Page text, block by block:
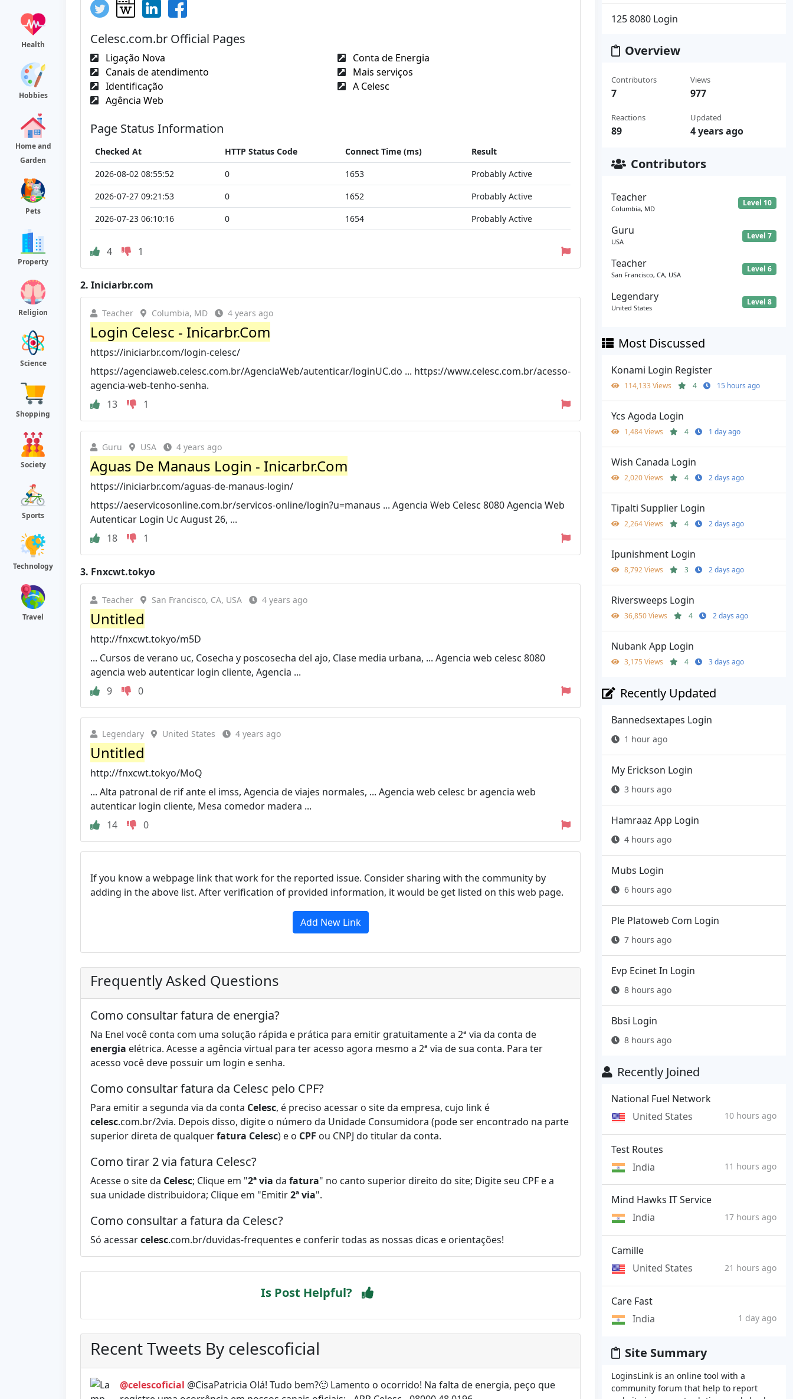
Health
Hobbies
Home and
Garden
Pets
Property
Religion
Science
Shopping
Society
Sports
Technology
Travel
Celesc.com.br Official Pages
Ligação Nova
Conta de Energia
Canais de atendimento
Mais serviços
Identificação
A Celesc
Agência Web
Page Status Information
Checked At HTTP Status Code Connect Time (ms)
Result
2026-08-02 08:55:52
0 1653
Probably Active
2026-07-27 09:21:53
0 1652
Probably Active
2026-07-23 06:10:16
0 1654 Probably Active
4 1
2. Iniciarbr.com
Teacher Columbia, MD 4 years ago
Login Celesc - Inicarbr.Com
https://iniciarbr.com/login-celesc/
https://agenciaweb.celesc.com.br/AgenciaWeb/autenticar/loginUC.do ... https://www.celesc.com.br/acesso-
agencia-web-tenho-senha.
13
1
Guru USA 4 years ago
Aguas De Manaus Login - Inicarbr.Com
https://iniciarbr.com/aguas-de-manaus-login/
https://aeservicosonline.com.br/servicos-online/login?u=manaus ... Agencia Web Celesc 8080 Agencia Web
Autenticar Login Uc August 26, ...
18
1
3. Fnxcwt.tokyo
Teacher San Francisco, CA, USA 4 years ago
Untitled
http://fnxcwt.tokyo/m5D
... Cursos de verano uc, Cosecha y poscosecha del ajo, Clase media urbana, ... Agencia web celesc 8080
agencia web autenticar login cliente, Agencia ...
9
0
Legendary United States 4 years ago
Untitled
http://fnxcwt.tokyo/MoQ
... Alta patronal de rif ante el imss, Agencia de viajes normales, ... Agencia web celesc br agencia web
autenticar login cliente, Mesa comedor madera ...
14
0
If you know a webpage link that work for the reported issue. Consider sharing with the community by
adding in the above list. After verification of provided information, it would be get listed on this web page.
Add New Link
Frequently Asked Questions
Como consultar fatura de energia?
​​​​​​​​​​Na ​Enel você conta com uma solução rápida e prática para emitir gratuitamente a 2ª via da conta de
energia elétrica. Acesse a agência virtual para ter acesso agora mesmo a 2ª via de sua conta. Para ter
acesso você deve possuir um login e senha.
Como consultar fatura da Celesc pelo CPF?
Para emitir a segunda via da conta Celesc, é preciso acessar o site da empresa, cujo link é
celesc.com.br/2via. Depois disso, digite o número da Unidade Consumidora (pode ser encontrado na parte
superior direta de qualquerfatura Celesc) e o CPF ou CNPJ do titular da conta.
Como tirar 2 via fatura Celesc?
Acesse o site da Celesc; Clique em "2ª via da fatura" no canto superior direito do site; Digite seu CPF e a
sua unidade distribuidora; Clique em "Emitir2ª via".
Como consultar a fatura da Celesc?
Só acessarcelesc.com.br/duvidas-frequentes e conferir todas as nossas dicas e orientações!
Is Post Helpful?
Recent Tweets By celescoficial
@celescoficial @CisaPatricia Olá! Tudo bem?🙂 Lamento o ocorrido! Na falta de energia, peço que
125 8080 Login
Overview
Contributors
7
Reactions
89
Views
977
Updated
4 years ago
Contributors
Teacher
Columbia, MD
Level 10
Guru
USA
Level 7
Teacher
San Francisco, CA, USA
Level 6
Legendary
United States
Level 8
Most Discussed
Konami Login Register
114,133 Views 4 15 hours ago
Ycs Agoda Login
1,484 Views 4 1 day ago
Wish Canada Login
2,020 Views 4 2 days ago
Tipalti Supplier Login
2,264 Views 4 2 days ago
Ipunishment Login
8,792 Views 3 2 days ago
Riversweeps Login
36,850 Views 4 2 days ago
Nubank App Login
3,175 Views 4 3 days ago
Recently Updated
Bannedsextapes Login
1 hour ago
My Erickson Login
3 hours ago
Hamraaz App Login
4 hours ago
Mubs Login
6 hours ago
Ple Platoweb Com Login
7 hours ago
Evp Ecinet In Login
8 hours ago
Bbsi Login
8 hours ago
Recently Joined
National Fuel Network
United States
10 hours ago
Test Routes
India
11 hours ago
Mind Hawks IT Service
India
17 hours ago
Camille
United States
21 hours ago
Care Fast
India
1 day ago
Site Summary
LoginsLink is an online tool with a
community forum that help to report